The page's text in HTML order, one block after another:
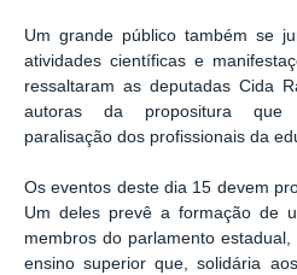
Um grande público também se
atividades científicas e
ressaltaram as deputadas Cida
autoras da propositura
paralisação dos profissionais da
Os eventos deste dia 15 devem
Um deles prevê a formação de
membros do parlamento
ensino superior que, solidária